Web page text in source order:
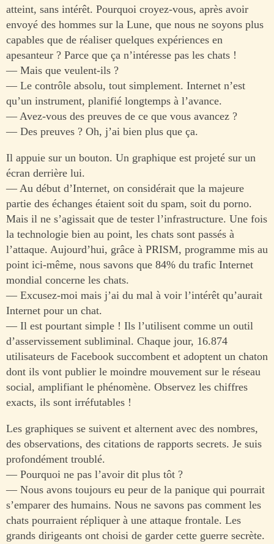
atteint, sans intérêt. Pourquoi croyez-vous, après avoir
envoyé des hommes sur la Lune, que nous ne soyons plus
capables que de réaliser quelques expériences en
apesanteur ? Parce que ça n’intéresse pas les chats !
— Mais que veulent-ils ?
— Le contrôle absolu, tout simplement. Internet n’est
qu’un instrument, planifié longtemps à l’avance.
— Avez-vous des preuves de ce que vous avancez ?
— Des preuves ? Oh, j’ai bien plus que ça.
Il appuie sur un bouton. Un graphique est projeté sur un
écran derrière lui.
— Au début d’Internet, on considérait que la majeure
partie des échanges étaient soit du spam, soit du porno.
Mais il ne s’agissait que de tester l’infrastructure. Une fois
la technologie bien au point, les chats sont passés à
l’attaque. Aujourd’hui, grâce à PRISM, programme mis au
point ici-même, nous savons que 84% du trafic Internet
mondial concerne les chats.
— Excusez-moi mais j’ai du mal à voir l’intérêt qu’aurait
Internet pour un chat.
— Il est pourtant simple ! Ils l’utilisent comme un outil
d’asservissement subliminal. Chaque jour, 16.874
utilisateurs de Facebook succombent et adoptent un chaton
dont ils vont publier le moindre mouvement sur le réseau
social, amplifiant le phénomène. Observez les chiffres
exacts, ils sont irréfutables !
Les graphiques se suivent et alternent avec des nombres,
des observations, des citations de rapports secrets. Je suis
profondément troublé.
— Pourquoi ne pas l’avoir dit plus tôt ?
— Nous avons toujours eu peur de la panique qui pourrait
s’emparer des humains. Nous ne savons pas comment les
chats pourraient répliquer à une attaque frontale. Les
grands dirigeants ont choisi de garder cette guerre secrète.